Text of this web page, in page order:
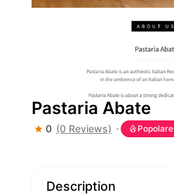
Pastaria Abate
0 (0 Reviews) Popolare
Description